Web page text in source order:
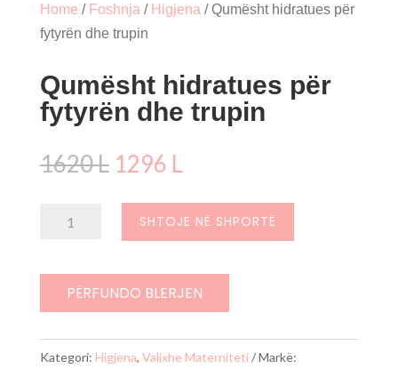
Home / Foshnja / Higjena / Qumësht hidratues për
fytyrën dhe trupin
Qumësht hidratues për
fytyrën dhe trupin
1620L Çmimi
qe:
1620 L.
1296 L
tanishëm
është:
fytyrën
dhe
trupin
SHTOJE NË SHPORTË
PËRFUNDO BLERJEN
Kategori: Higjena, Valixhe Materniteti
Markë: